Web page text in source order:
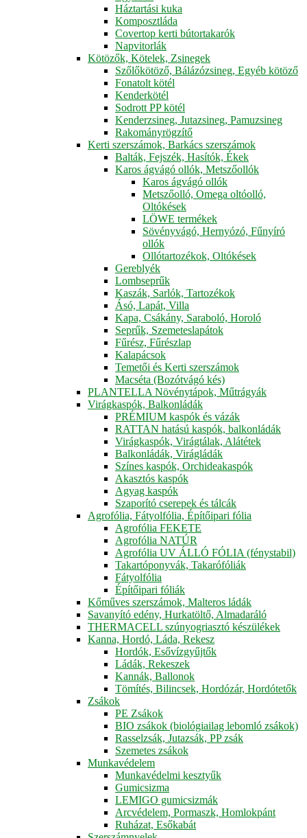
Háztartási kuka
Komposztláda
Covertop kerti bútortakarók
Napvitorlák
Kötözők, Kötelek, Zsinegek
Szőlőkötöző, Bálázózsineg, Egyéb kötöző
Fonatolt kötél
Kenderkötél
Sodrott PP kötél
Kenderzsineg, Jutazsineg, Pamuzsineg
Rakományrögzítő
Kerti szerszámok, Barkács szerszámok
Balták, Fejszék, Hasítók, Ékek
Karos ágvágó ollók, Metszőollók
Karos ágvágó ollók
Metszőolló, Omega oltóolló,
Oltókések
LÖWE termékek
Sövényvágó, Hernyózó, Fűnyíró
ollók
Ollótartozékok, Oltókések
Gereblyék
Lombseprűk
Kaszák, Sarlók, Tartozékok
Ásó, Lapát, Villa
Kapa, Csákány, Saraboló, Horoló
Seprűk, Szemeteslapátok
Fűrész, Fűrészlap
Kalapácsok
Temetői és Kerti szerszámok
Macséta (Bozótvágó kés)
PLANTELLA Növénytápok, Műtrágyák
Virágkaspók, Balkonládák
PRÉMIUM kaspók és vázák
RATTAN hatású kaspók, balkonládák
Virágkaspók, Virágtálak, Alátétek
Balkonládák, Virágládák
Színes kaspók, Orchideakaspók
Akasztós kaspók
Agyag kaspók
Szaporító cserepek és tálcák
Agrofólia, Fátyolfólia, Építőipari fólia
Agrofólia FEKETE
Agrofólia NATÚR
Agrofólia UV ÁLLÓ FÓLIA (fénystabil)
Takartóponyvák, Takarófóliák
Fátyolfólia
Építőipari fóliák
Kőműves szerszámok, Malteros ládák
Savanyító edény, Hurkatöltő, Almadaráló
THERMACELL szúnyogriasztó készülékek
Kanna, Hordó, Láda, Rekesz
Hordók, Esővízgyűjtők
Ládák, Rekeszek
Kannák, Ballonok
Tömítés, Bilincsek, Hordózár, Hordótetők
Zsákok
PE Zsákok
BIO zsákok (biológiailag lebomló zsákok)
Rasselzsák, Jutazsák, PP zsák
Szemetes zsákok
Munkavédelem
Munkavédelmi kesztyűk
Gumicsizma
LEMIGO gumicsizmák
Arcvédelem, Pormaszk, Homlokpánt
Ruházat, Esőkabát